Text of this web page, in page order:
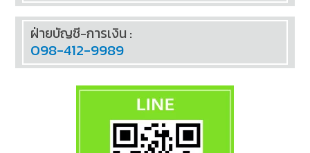
SOCIAL TALK:
ฝ่ายบัญชี-การเงิน :
098-412-9989